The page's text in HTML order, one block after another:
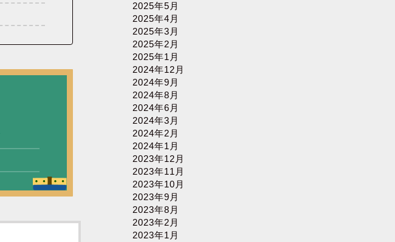
2025年5月
2025年4月
2025年3月
2025年2月
2025年1月
2024年12月
2024年9月
2024年8月
2024年6月
2024年3月
2024年2月
2024年1月
2023年12月
2023年11月
2023年10月
2023年9月
2023年8月
2023年2月
2023年1月